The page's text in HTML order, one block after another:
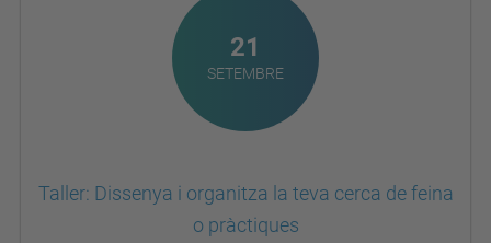
21
SETEMBRE
Taller: Dissenya i organitza la teva cerca de feina
o pràctiques